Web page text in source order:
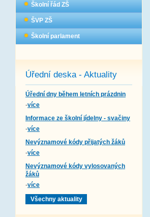
Školní řád ZŠ
ŠVP ZŠ
Školní parlament
Úřední deska - Aktuality
Úřední dny během letních prázdnin
-více
Informace ze školní jídelny - svačiny
-více
Nevýznamové kódy přijatých žáků
-více
Nevýznamové kódy vylosovaných
žáků
-více
Všechny aktuality